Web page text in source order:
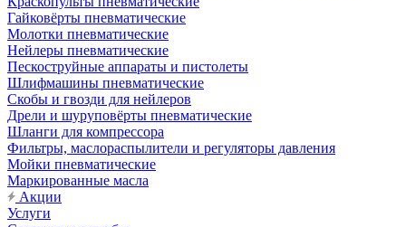
Гайковёрты пневматические
Молотки пневматические
Нейлеры пневматические
Пескоструйные аппараты и пистолеты
Шлифмашины пневматические
Скобы и гвозди для нейлеров
Дрели и шуруповёрты пневматические
Шланги для компрессора
Фильтры, маслораспылители и регуляторы давления
Мойки пневматические
Маркированные масла
Акции
Услуги